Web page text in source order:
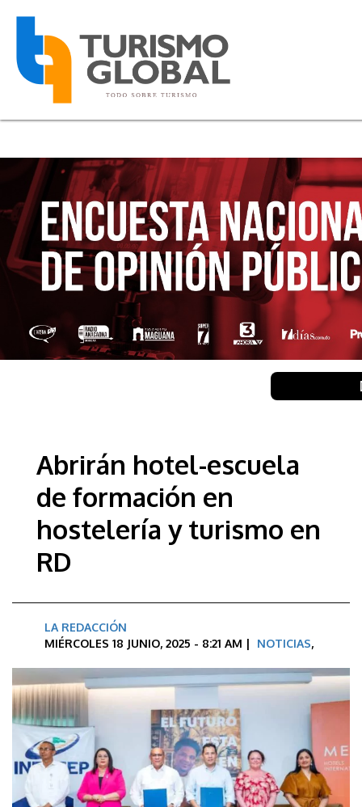
Abrirán hotel-escuela
de formación en
hostelería y turismo en
RD
LA REDACCIÓN
MIÉRCOLES 18 JUNIO, 2025 - 8:21 AM | NOTICIAS,